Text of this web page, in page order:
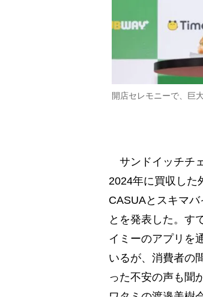
開店セレモニーで、巨
サンドイッチチ
2024年に買収した
CASUAとスキマ
とを発表した。す
イミーのアプリを
いるが、消費者の
った不安の声も聞